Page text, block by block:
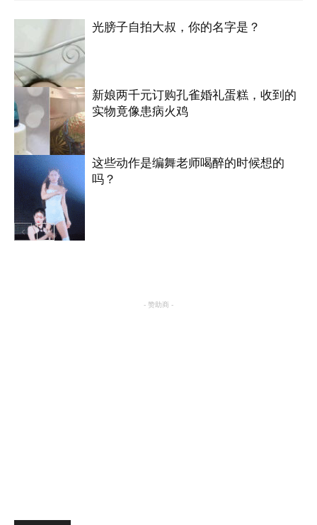
搞笑
光膀子自拍大叔，你的名字是？
国际
新娘两千元订购孔雀婚礼蛋糕，收到的
实物竟像患病火鸡
这些动作是编舞老师喝醉的时候想的
吗？
- 赞助商 -